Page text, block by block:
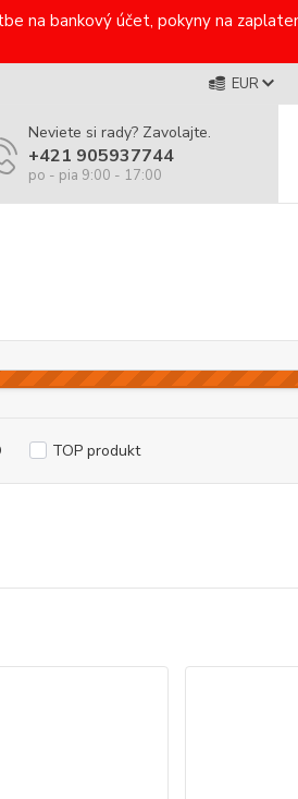
na bankový účet, pokyny na
EUR
Neviete si rady? Zavolajte.
+421 905937744
po - pia 9:00 - 17:00
TOP produkt